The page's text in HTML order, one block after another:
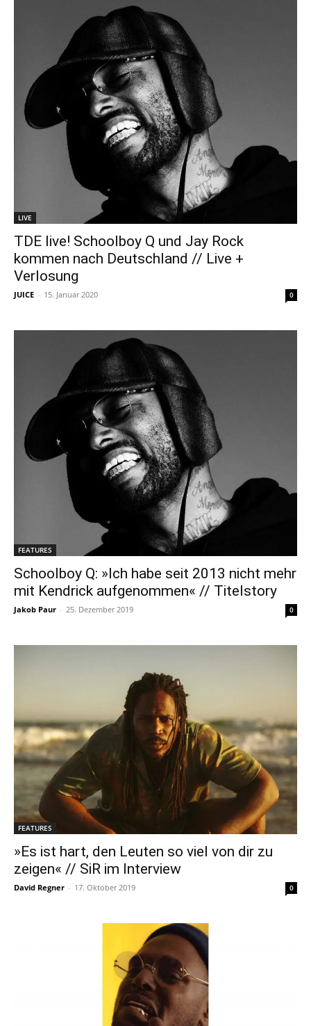
LIVE
TDE live! Schoolboy Q und Jay Rock
kommen nach Deutschland // Live +
Verlosung
JUICE - 15. Januar 2020 0
FEATURES
Schoolboy Q: »Ich habe seit 2013 nicht mehr
mit Kendrick aufgenommen« // Titelstory
Jakob Paur - 25. Dezember 2019 0
FEATURES
»Es ist hart, den Leuten so viel von dir zu
zeigen« // SiR im Interview
David Regner - 17. Oktober 2019 0